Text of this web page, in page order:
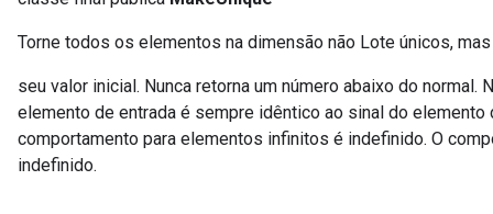
Torne todos os elementos na dimensão não Lote únicos,
seu valor inicial. Nunca retorna um número abaixo do normal.
elemento de entrada é sempre idêntico ao sinal do elemento
comportamento para elementos infinitos é indefinido. O
indefinido.